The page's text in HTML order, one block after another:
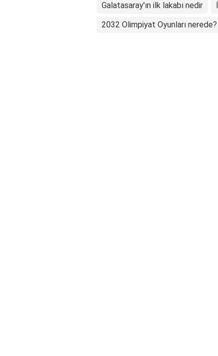
Galatasaray'ın ilk lakabı nedir
2032 Olimpiyat Oyunları nerede?